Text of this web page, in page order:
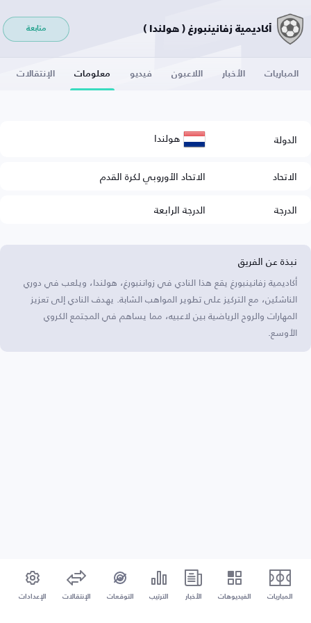
أكاديمية زفانينبورغ ( هولندا ) متابعة
المباريات الأخبار اللاعبون فيديو معلومات الإنتقالات
الدولة هولندا
الاتحاد
الاتحاد الأوروبي لكرة القدم
الدرجة
الدرجة الرابعة
نبذة عن الفريق
أكاديمية زفانينبورغ يقع هذا النادي في زواننبورغ، هولندا، ويلعب في دوري
الناشئين، مع التركيز على تطوير المواهب الشابة. يهدف النادي إلى تعزيز
المهارات والروح الرياضية بين لاعبيه، مما يساهم في المجتمع الكروي
الأوسع.
المباريات الفيديوهات الأخبار الترتيب التوقعات الإنتقالات الإعدادات